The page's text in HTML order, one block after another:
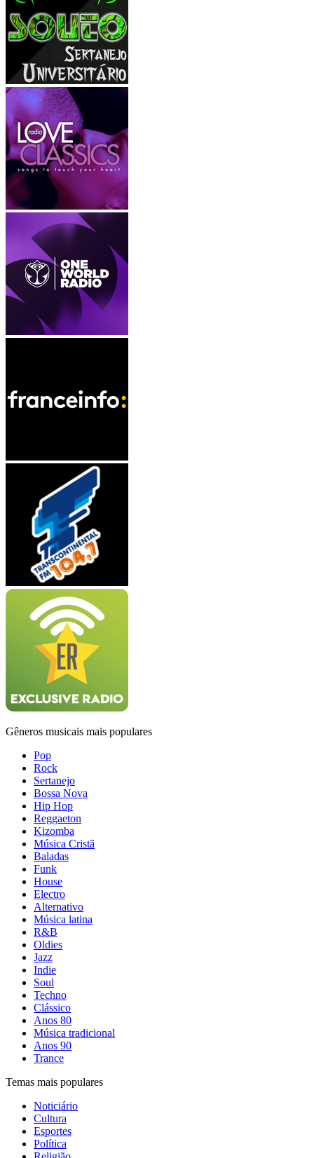
Gêneros musicais mais populares
Pop
Rock
Sertanejo
Bossa Nova
Hip Hop
Reggaeton
Kizomba
Música Cristã
Baladas
Funk
House
Electro
Alternativo
Música latina
R&B
Oldies
Jazz
Indie
Soul
Techno
Clássico
Anos 80
Música tradicional
Anos 90
Trance
Temas mais populares
Noticiário
Cultura
Esportes
Política